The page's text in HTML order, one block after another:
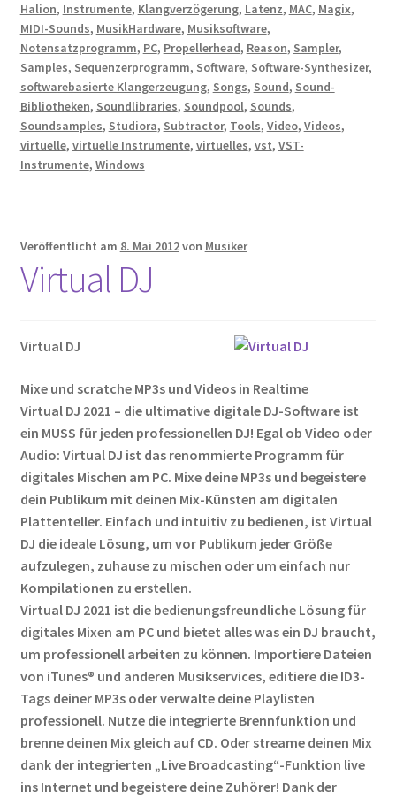
Halion, Instrumente, Klangverzögerung, Latenz, MAC, Magix,
MIDI-Sounds, MusikHardware, Musiksoftware,
Notensatzprogramm, PC, Propellerhead, Reason, Sampler,
Samples, Sequenzerprogramm, Software, Software-Synthesizer,
softwarebasierte Klangerzeugung, Songs, Sound, Sound-
Bibliotheken, Soundlibraries, Soundpool, Sounds,
Soundsamples, Studiora, Subtractor, Tools, Video, Videos,
virtuelle, virtuelle Instrumente, virtuelles, vst, VST-
Instrumente, Windows
Veröffentlicht am 8. Mai 2012von Musiker
Virtual DJ
Virtual DJ
Mixe und scratche MP3s und Videos in Realtime
Virtual DJ 2021 – die ultimative digitale DJ-Software ist
ein MUSS für jeden professionellen DJ! Egal ob Video oder
Audio: Virtual DJ ist das renommierte Programm für
digitales Mischen am PC. Mixe deine MP3s und begeistere
dein Publikum mit deinen Mix-Künsten am digitalen
Plattenteller. Einfach und intuitiv zu bedienen, ist Virtual
DJ die ideale Lösung, um vor Publikum jeder Größe
aufzulegen, zuhause zu mischen oder um einfach nur
Kompilationen zu erstellen.
Virtual DJ 2021 ist die bedienungsfreundliche Lösung für
digitales Mixen am PC und bietet alles was ein DJ braucht,
um professionell arbeiten zu können. Importiere Dateien
von iTunes® und anderen Musikservices, editiere die ID3-
Tags deiner MP3s oder verwalte deine Playlisten
professionell. Nutze die integrierte Brennfunktion und
brenne deinen Mix gleich auf CD. Oder streame deinen Mix
dank der integrierten „Live Broadcasting“-Funktion live
ins Internet und begeistere deine Zuhörer! Dank der